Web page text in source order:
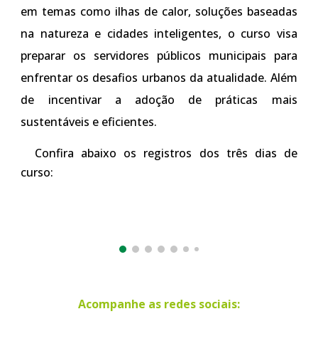
em temas como ilhas de calor, soluções baseadas
na natureza e cidades inteligentes, o curso visa
preparar os servidores públicos municipais para
enfrentar os desafios urbanos da atualidade. Além
de incentivar a adoção de práticas mais
sustentáveis e eficientes.
Confira abaixo os registros dos três dias de
curso:
Acompanhe as redes sociais: